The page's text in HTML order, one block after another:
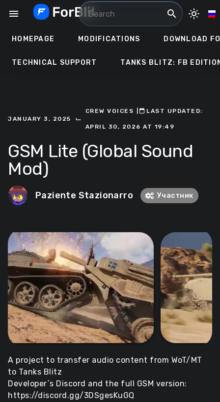
menu search light_mode
HOMEPAGE MODIFICATIONS DOWNLOAD
TECHNICAL SUPPORT TANKS BLITZ: FB
JANUARY 3, 2025 ⌙
CREW VOICES ㅤLAST UPDATED:
APRIL 30, 2026 AT 19:49
GSM Lite (Global Sound
Mod)
Paziente Stazionarro Участник
A project to transfer audio content from WoT/MT
to Tanks Blitz
Developer`s Discord and the full GSM version:
https://discord.gg/3DSgesKuGQ